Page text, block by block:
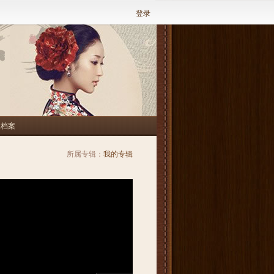
登录
案
所属专辑： 我的专辑